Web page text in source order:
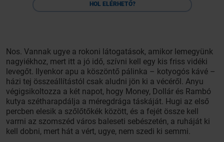
HOL ELÉRHETŐ?
Nos. Vannak ugye a rokoni látogatások, amikor lemegyünk
nagyiékhoz, mert itt a jó idő, szívni kell egy kis friss vidéki
levegőt. Ilyenkor apu a köszöntő pálinka – kotyogós kávé –
házi tej összeállítástól csak aludni jön ki a vécéről. Anyu
végigsikoltozza a két napot, hogy Money, Dollár és Rambó
kutya szétharapdálja a méregdrága táskáját. Hugi az első
percben elesik a szőlőtőkék között, és a fejét össze kell
varrni az szomszéd város baleseti sebészetén, a ruháját ki
kell dobni, mert hát a vért, ugye, nem szedi ki semmi.